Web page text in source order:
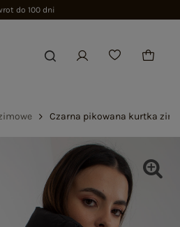
do 100 dni
Czarna pikowana kurtka